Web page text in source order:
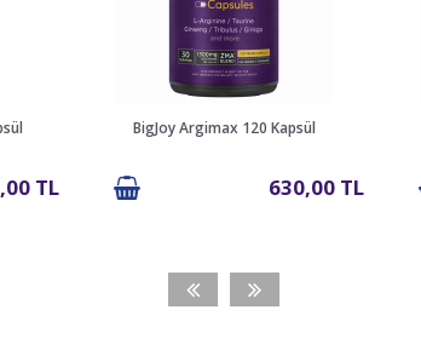
TL
BigJoy Argimax 120 Kapsül
630,00 TL